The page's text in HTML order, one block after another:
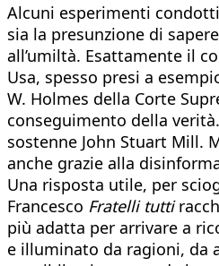
Alcuni esperimenti
sia la presunzione di
all’umiltà. Esattamente il
Usa, spesso presi a
W. Holmes della Corte
conseguimento della
sostenne John Stuart Mill.
anche grazie alla
Una risposta utile, per
Francesco Fratelli tutti
più adatta per arrivare a
e illuminato da ragioni, da